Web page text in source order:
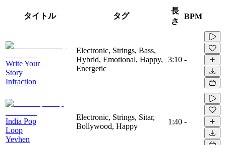
タイトル タグ
長
さ
BPM
Write Your
Story
Infraction
Electronic, Strings, Bass,
Hybrid, Emotional, Happy,
Energetic
3:10 -
India Pop
Loop
Yevhen
Electronic, Strings, Sitar,
Bollywood, Happy
1:40 -